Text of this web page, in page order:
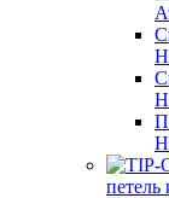
петель